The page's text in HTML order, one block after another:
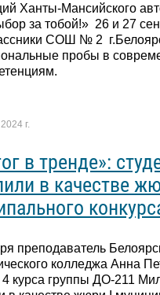
Ханты-Мансийского
за тобой!» 26 и 27
СОШ № 2
пробы в
г.
в тренде»:
в качестве
преподаватель
колледжа Анна
4 курса группы ДО-211